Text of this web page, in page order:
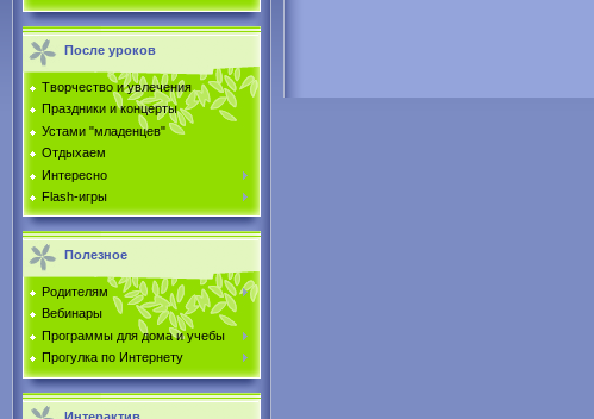
После уроков
Творчество и увлечения
Праздники и концерты
Устами "младенцев"
Отдыхаем
Интересно
Flash-игры
Полезное
Родителям
Вебинары
Программы для дома и учебы
Прогулка по Интернету